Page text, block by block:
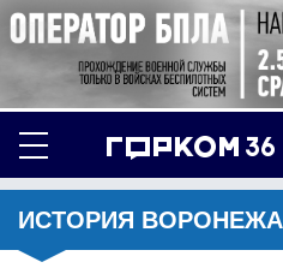
ИСТОРИЯ ВОРОНЕЖА